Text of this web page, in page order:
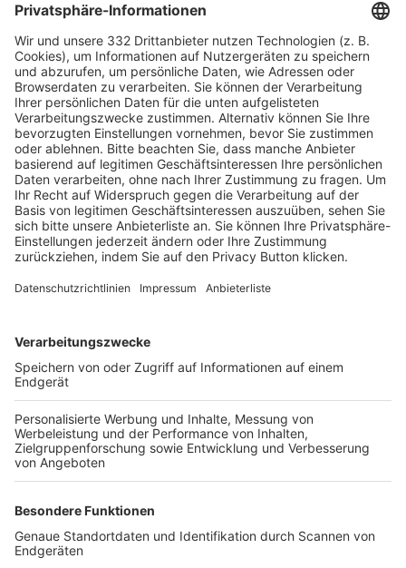
HÄUFIG BESUCHTE SEITEN
Pässe und Vereinswechsel
Trainerausbildung
Schulungsangebot Vereinsmitarbeiter
BFV-Geschäftsstellen
Trainerbörse
Login SpielPlus
FOLGE DEM BFV
TOP-VEREINE
TOP-PARTNER